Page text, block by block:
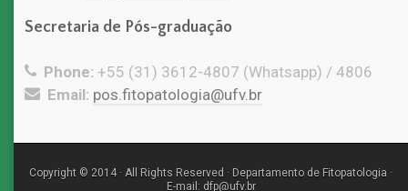
Secretaria de Pós-graduação
Phone: +55 (31) 3612-4807 (Whatsapp) / 4806
Email: pos.fitopatologia@ufv.br
Copyright © 2014 · All Rights Reserved · Departamento de Fitopatologia ·
E-mail: dfp@ufv.br